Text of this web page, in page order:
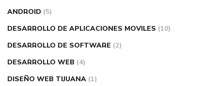
ANDROID (5)
DESARROLLO DE APLICACIONES MOVILES (10)
DESARROLLO DE SOFTWARE (2)
DESARROLLO WEB (4)
DISEÑO WEB TIJUANA (1)